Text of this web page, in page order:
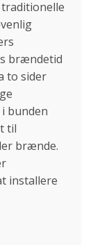
brændetid
to sider
bunden
til
brænde.
installere